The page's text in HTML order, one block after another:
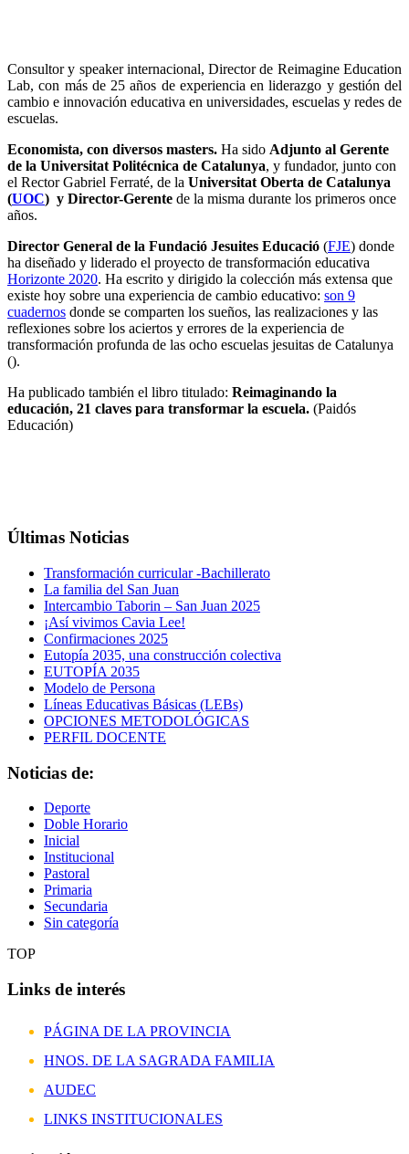
Consultor y speaker internacional, Director de Reimagine Education
Lab, con más de 25 años de experiencia en liderazgo y gestión del
cambio e innovación educativa en universidades, escuelas y redes de
escuelas.
Economista, con diversos masters. Ha sido Adjunto al Gerente
de la Universitat Politécnica de Catalunya, y fundador, junto con
el Rector Gabriel Ferraté, de la Universitat Oberta de Catalunya
(UOC) y Director-Gerente de la misma durante los primeros once
años.
Director General de la Fundació Jesuites Educació (FJE) donde
ha diseñado y liderado el proyecto de transformación educativa
Horizonte 2020. Ha escrito y dirigido la colección más extensa que
existe hoy sobre una experiencia de cambio educativo: son 9
cuadernos donde se comparten los sueños, las realizaciones y las
reflexiones sobre los aciertos y errores de la experiencia de
transformación profunda de las ocho escuelas jesuitas de Catalunya
().
Ha publicado también el libro titulado: Reimaginando la
educación, 21 claves para transformar la escuela. (Paidós
Educación)
Últimas Noticias
Transformación curricular -Bachillerato
La familia del San Juan
Intercambio Taborin – San Juan 2025
¡Así vivimos Cavia Lee!
Confirmaciones 2025
Eutopía 2035, una construcción colectiva
EUTOPÍA 2035
Modelo de Persona
Líneas Educativas Básicas (LEBs)
OPCIONES METODOLÓGICAS
PERFIL DOCENTE
Noticias de:
Deporte
Doble Horario
Inicial
Institucional
Pastoral
Primaria
Secundaria
Sin categoría
TOP
Links de interés
PÁGINA DE LA PROVINCIA
HNOS. DE LA SAGRADA FAMILIA
AUDEC
LINKS INSTITUCIONALES